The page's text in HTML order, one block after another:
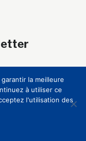
la meilleure
à utiliser ce
l'utilisation des